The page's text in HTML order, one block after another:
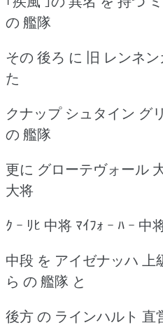
の 艦隊
その 後ろ に 旧 レンネ
た
クナップ シュタイン グ
の 艦隊
更に グローテヴォール
大将
ｸ ｰ ﾘﾋ 中将 ﾏｲﾌｫ ｰ ﾊ ｰ 中
中段 を アイゼナッハ 上
ら の 艦隊 と
後方 の ラインハルト 直